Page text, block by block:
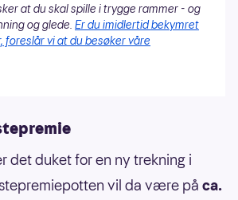
at du skal spille i trygge rammer - og
og glede. Er du imidlertid bekymret
foreslår vi at du besøker våre
det duket for en ny trekning i
vil da være på ca.